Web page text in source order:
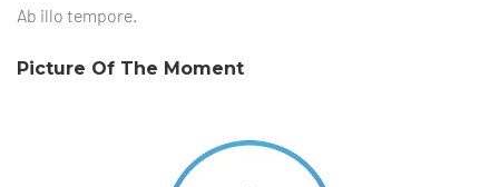
Ab illo tempore.
Picture Of The Moment